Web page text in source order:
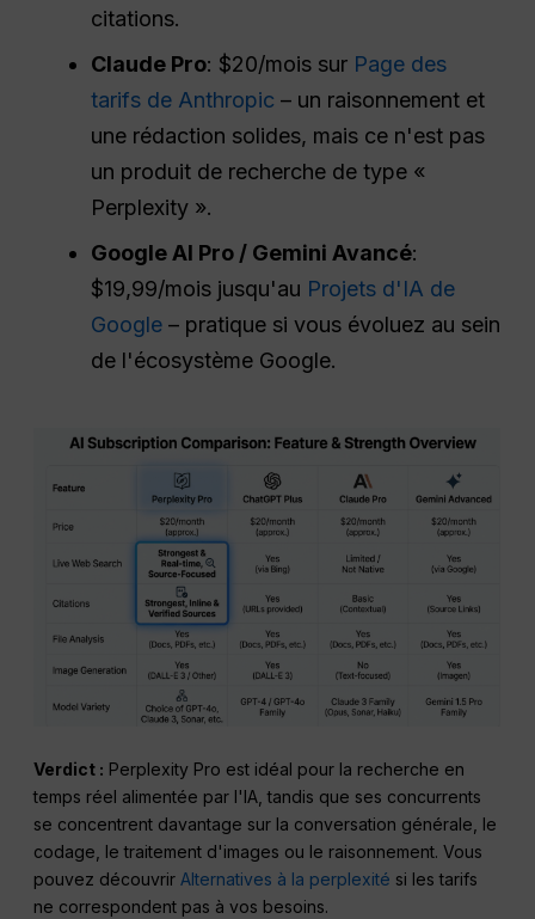
citations.
Claude Pro: $20/mois sur Page des
tarifs de Anthropic – un raisonnement et
une rédaction solides, mais ce n'est pas
un produit de recherche de type «
Perplexity ».
Google AI Pro / Gemini Avancé:
$19,99/mois jusqu'au Projets d'IA de
Google – pratique si vous évoluez au sein
de l'écosystème Google.
Verdict : Perplexity Pro est idéal pour la recherche en
temps réel alimentée par l'IA, tandis que ses concurrents
se concentrent davantage sur la conversation générale, le
codage, le traitement d'images ou le raisonnement. Vous
pouvez découvrirAlternatives à la perplexité si les tarifs
ne correspondent pas à vos besoins.